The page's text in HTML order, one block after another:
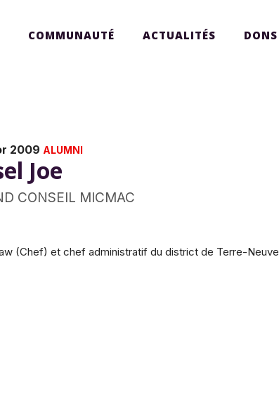
COMMUNAUTÉ ACTUALITÉS DONS
2009 ALUMNI
Joe
CONSEIL MICMAC
(Chef) et chef administratif du district de Terre-Neuve